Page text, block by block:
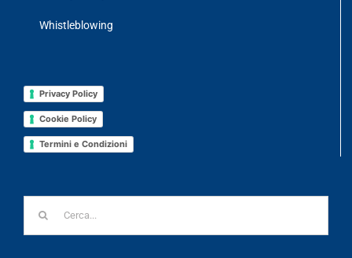
Whistleblowing
Privacy Policy
Cookie Policy
Termini e Condizioni
Cerca
per: